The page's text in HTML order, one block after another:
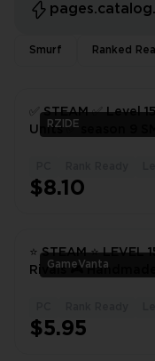
Smurf Ranked
RZIDE
✅ STEAM ✅ Level 15 Ranked ready 💶 500+
Units ✅ season 9
$8.10
GameVanta
⭐️ STEAM ⭐️ LEVEL
Rivals 🎮
$5.95